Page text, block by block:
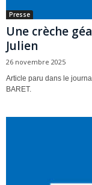
Presse
Une crèche
Julien
26 novembre 2025
Article paru dans le
BARET.